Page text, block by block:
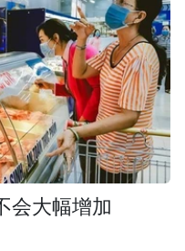
会大幅增加